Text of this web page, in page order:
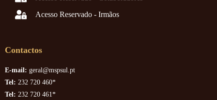
Acesso Reservado - Irmãos
Contactos
E-mail: geral@mspsul.pt
Tel: 232 720 460*
Tel: 232 720 461*